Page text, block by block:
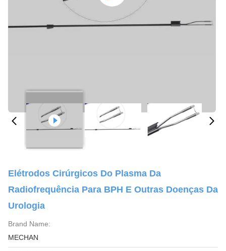
Elétrodos Cirúrgicos Do Plasma Da
Radiofrequência Para BPH E Outras Doenças Da
Urologia
Brand Name:
MECHAN